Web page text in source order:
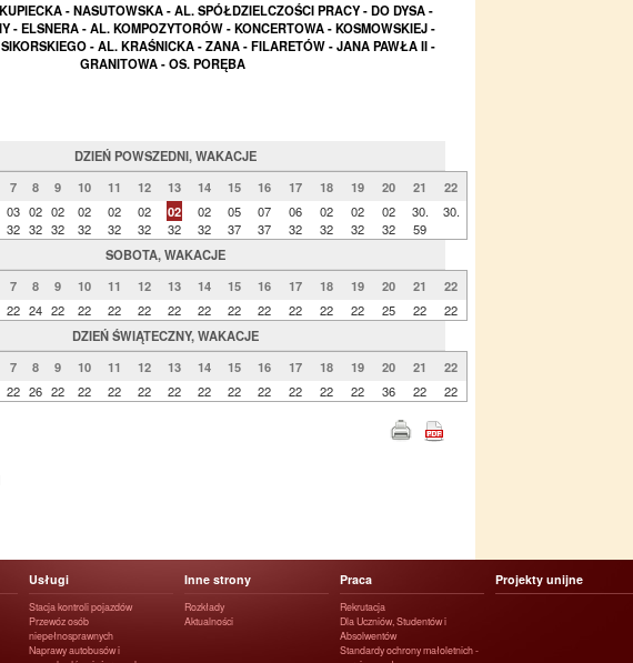
- NASUTOWSKA - AL. SPÓŁDZIELCZOŚCI PRACY - DO DYSA -
- ELSNERA - AL. KOMPOZYTORÓW - KONCERTOWA - KOSMOWSKIEJ -
- AL. KRAŚNICKA - ZANA - FILARETÓW - JANA PAWŁA II -
GRANITOWA - OS. PORĘBA
DZIEŃ POWSZEDNI, WAKACJE
7 8 9 10 11 12 13 14 15 16 17 18 19 20 21
22
03
32
02
32
02
32
02
32
02
32
02
32
02
32
02
32
05
37
07
37
06
32
02
32
02
32
02
32
30.
59
30.
SOBOTA, WAKACJE
7 8 9 10 11 12 13 14 15 16 17 18 19 20 21
22
22 24 22 22 22 22 22 22 22 22 22 22 22 25 22
22
DZIEŃ ŚWIĄTECZNY, WAKACJE
7 8 9 10 11 12 13 14 15 16 17 18 19 20 21
22
22 26 22 22 22 22 22 22 22 22 22 22 22 36 22 22
Usługi
Stacja kontroli pojazdów
Przewóz osób
niepełnosprawnych
Naprawy autobusów i
Inne strony
Rozkłady
Aktualności
Praca
Rekrutacja
Dla Uczniów, Studentów i
Absolwentów
Standardy ochrony małoletnich -
Projekty unijne